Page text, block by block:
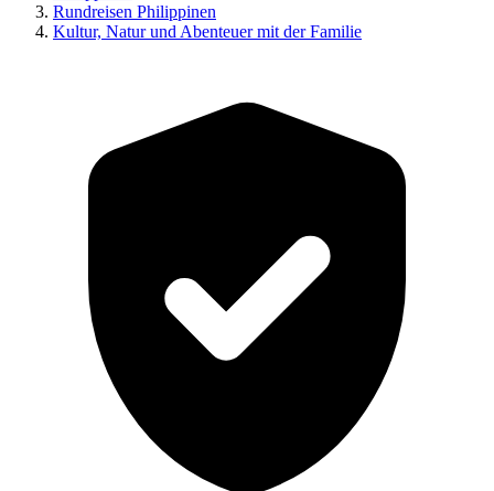
Rundreisen Philippinen
Kultur, Natur und Abenteuer mit der Familie